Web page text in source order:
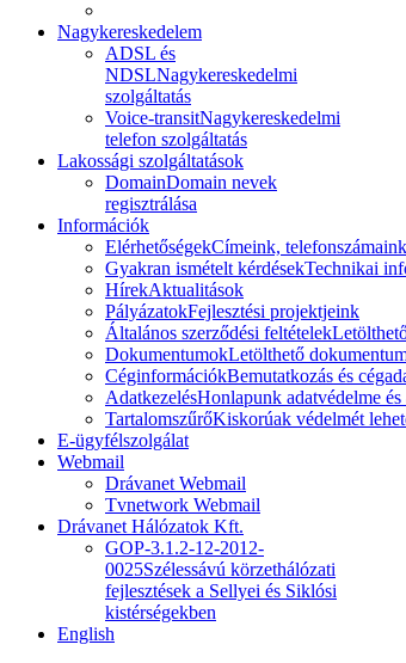
Nagykereskedelem
ADSL és
NDSLNagykereskedelmi
szolgáltatás
Voice-transitNagykereskedelmi
telefon szolgáltatás
Lakossági szolgáltatások
DomainDomain nevek
regisztrálása
Információk
ElérhetőségekCímeink, telefonszámaink
Gyakran ismételt kérdésekTechnikai
HírekAktualitások
PályázatokFejlesztési projektjeink
Általános szerződési feltételek
DokumentumokLetölthető
CéginformációkBemutatkozás és
AdatkezelésHonlapunk adatvédelme és
TartalomszűrőKiskorúak védelmét
E-ügyfélszolgálat
Webmail
Drávanet Webmail
Tvnetwork Webmail
Drávanet Hálózatok Kft.
GOP-3.1.2-12-2012-
0025Szélessávú körzethálózati
fejlesztések a Sellyei és Siklósi
kistérségekben
English